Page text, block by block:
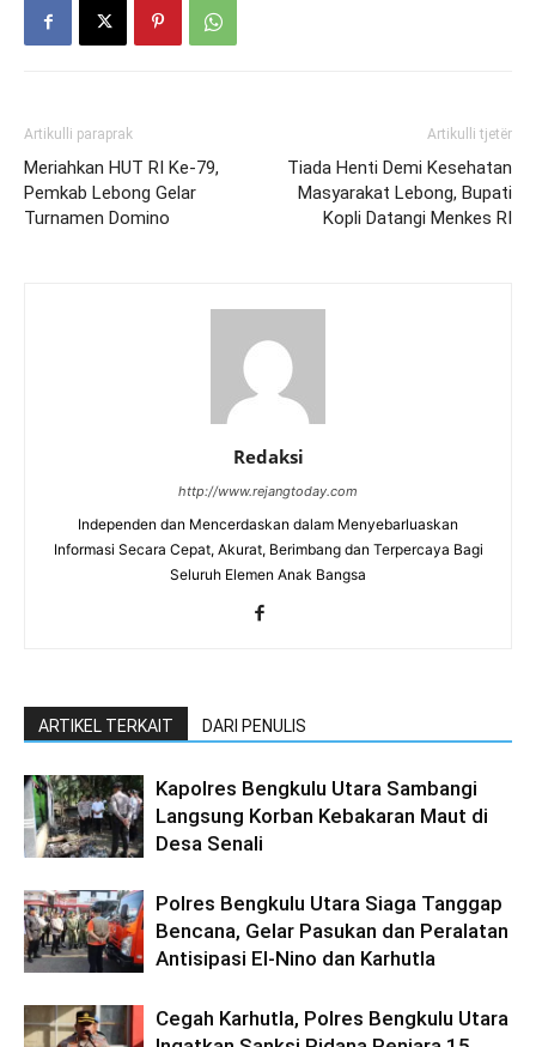
Artikulli paraprak
Meriahkan HUT RI Ke-79,
Pemkab Lebong Gelar
Turnamen Domino
Artikulli tjetër
Tiada Henti Demi Kesehatan
Masyarakat Lebong, Bupati
Kopli Datangi Menkes RI
Redaksi
http://www.rejangtoday.com
Independen dan Mencerdaskan dalam Menyebarluaskan
Informasi Secara Cepat, Akurat, Berimbang dan Terpercaya Bagi
Seluruh Elemen Anak Bangsa
ARTIKEL TERKAIT DARI PENULIS
Kapolres Bengkulu Utara Sambangi
Langsung Korban Kebakaran Maut di
Desa Senali
Polres Bengkulu Utara Siaga Tanggap
Bencana, Gelar Pasukan dan Peralatan
Antisipasi El-Nino dan Karhutla
Cegah Karhutla, Polres Bengkulu Utara